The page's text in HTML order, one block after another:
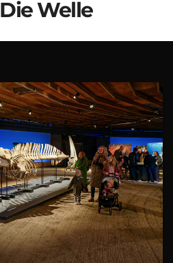
Die Welle